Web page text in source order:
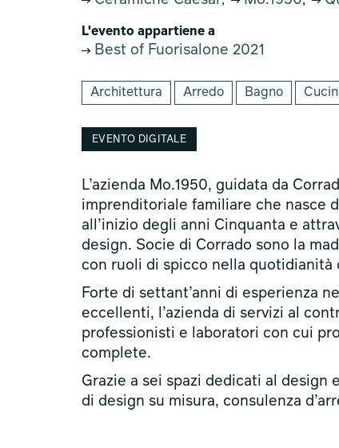
L'evento appartiene a
Best of Fuorisalone 2021
Architettura Arredo Bagno
EVENTO DIGITALE
L’azienda Mo.1950, guidata da
imprenditoriale familiare che nasce
all’inizio degli anni Cinquanta e
design. Socie di Corrado sono la
con ruoli di spicco nella quotidianità
Forte di settant’anni di esperienza
eccellenti, l’azienda di servizi al
professionisti e laboratori con cui
complete.
Grazie a sei spazi dedicati al design
di design su misura, consulenza